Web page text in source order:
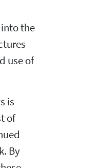
the
use of
is
of
By